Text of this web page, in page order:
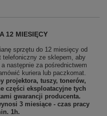
12 MIESIĘCY
sprzętu do 12 miesięcy od
ze sklepem, aby
następnie za pośrednictwem
kuriera lub paczkomat.
projektora, tuszy, tonerów,
części eksploatacyjne tych
gwarancji producenta.
3 miesiące - czas pracy
1h.